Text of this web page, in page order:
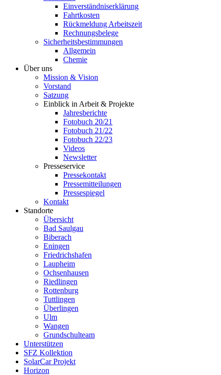
Einverständniserklärung
Fahrtkosten
Rückmeldung Arbeitszeit
Rechnungsbelege
Sicherheitsbestimmungen
Allgemein
Chemie
Über uns
Mission & Vision
Vorstand
Satzung
Einblick in Arbeit & Projekte
Jahresberichte
Fotobuch 20/21
Fotobuch 21/22
Fotobuch 22/23
Videos
Newsletter
Presseservice
Pressekontakt
Pressemitteilungen
Pressespiegel
Kontakt
Standorte
Übersicht
Bad Saulgau
Biberach
Eningen
Friedrichshafen
Laupheim
Ochsenhausen
Riedlingen
Rottenburg
Tuttlingen
Überlingen
Ulm
Wangen
Grundschulteam
Unterstützen
SFZ Kollektion
SolarCar Projekt
Horizon